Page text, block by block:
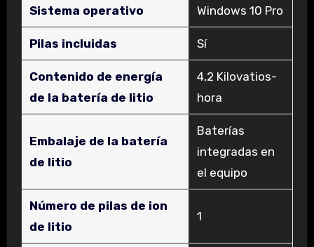
Sistema operativo ‎Windows 10 Pro
Pilas incluidas ‎Sí
Contenido de energía
de la batería de litio
‎4,2 Kilovatios-
hora
Embalaje de la batería
de litio
‎Baterías
integradas en
el equipo
Número de pilas de ion
de litio
‎1